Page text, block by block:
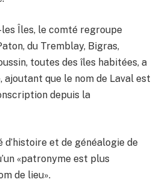
les Îles, le comté regroupe
du Tremblay, Bigras,
toutes des îles habitées, a
ajoutant que le nom de Laval est
depuis la
d’histoire et de généalogie de
«patronyme est plus
de lieu».